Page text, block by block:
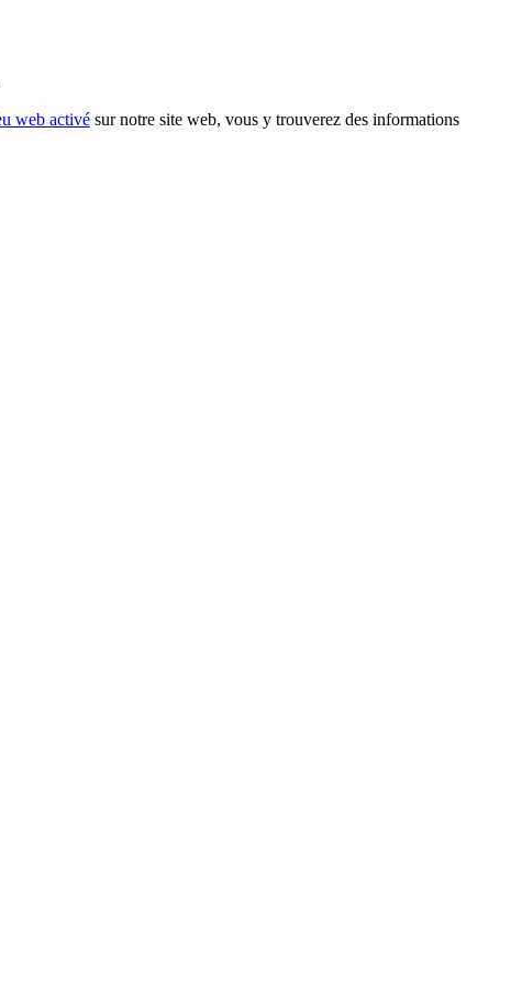
web activé sur notre site web, vous y trouverez des informations